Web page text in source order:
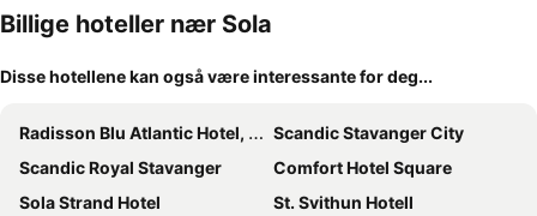
Billige hoteller nær Sola
Disse hotellene kan også være interessante for deg...
Radisson Blu Atlantic Hotel, Stavanger
Scandic Stavanger City
Scandic Royal Stavanger
Comfort Hotel Square
Sola Strand Hotel
St. Svithun Hotell